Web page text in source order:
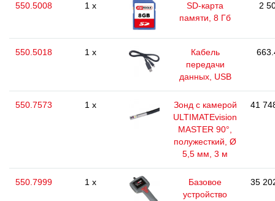
550.5008 1 x
SD-карта
памяти, 8 Гб
2
550.5018 1 x
Кабель
передачи
данных, USB
550.7573 1 x
Зонд с камерой
ULTIMATEvision
MASTER 90°,
полужесткий, Ø
5,5 мм, 3 м
41
550.7999 1 x
Базовое
устройство
35